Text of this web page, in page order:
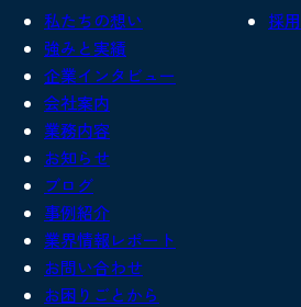
私たちの想い
強みと実績
企業インタビュー
会社案内
業務内容
お知らせ
ブログ
事例紹介
業界情報レポート
お問い合わせ
お困りごとから
採